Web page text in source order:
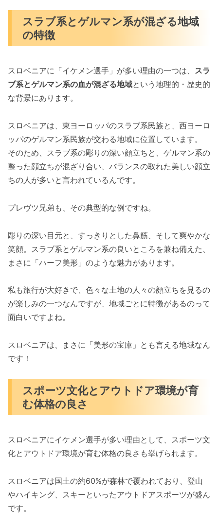
スラブ系とゲルマン系が混ざる地域
の特徴
スロベニアに「イケメン選手」が多い理由の一つは、 スラ
ブ系とゲルマン系の血が混ざる地域という地理的・歴史的
な背景にあります。
スロベニアは、東ヨーロッパのスラブ系民族と、西ヨーロ
ッパのゲルマン系民族が交わる地域に位置しています。
そのため、スラブ系の彫りの深い顔立ちと、ゲルマン系の
整った顔立ちが混ざり合い、バランスの取れた美しい顔立
ちの人が多いと言われているんです。
プレヴツ兄弟も、その典型的な例ですね。
彫りの深い目元と、すっきりとした鼻筋、そして爽やかな
笑顔。スラブ系とゲルマン系の良いところを兼ね備えた、
まさに「ハーフ美形」のような魅力があります。
私も旅行が大好きで、色々な土地の人々の顔立ちを見るの
が楽しみの一つなんですが、地域ごとに特徴があるのって
面白いですよね。
スロベニアは、まさに「美形の宝庫」とも言える地域なん
です！
スポーツ文化とアウトドア環境が育
む体格の良さ
スロベニアにイケメン選手が多い理由として、スポーツ文
化とアウトドア環境が育む体格の良さも挙げられます。
スロベニアは国土の約60%が森林で覆われており、登山
やハイキング、スキーといったアウトドアスポーツが盛ん
です。